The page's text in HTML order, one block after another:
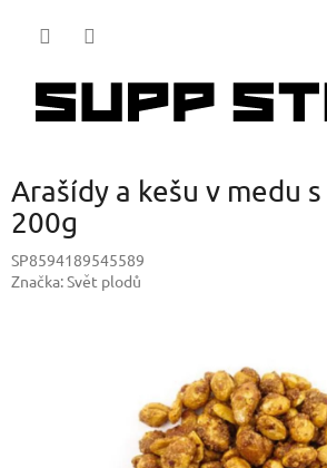
Arašídy a kešu v medu
200g
SP8594189545589
Značka:Svět plodů